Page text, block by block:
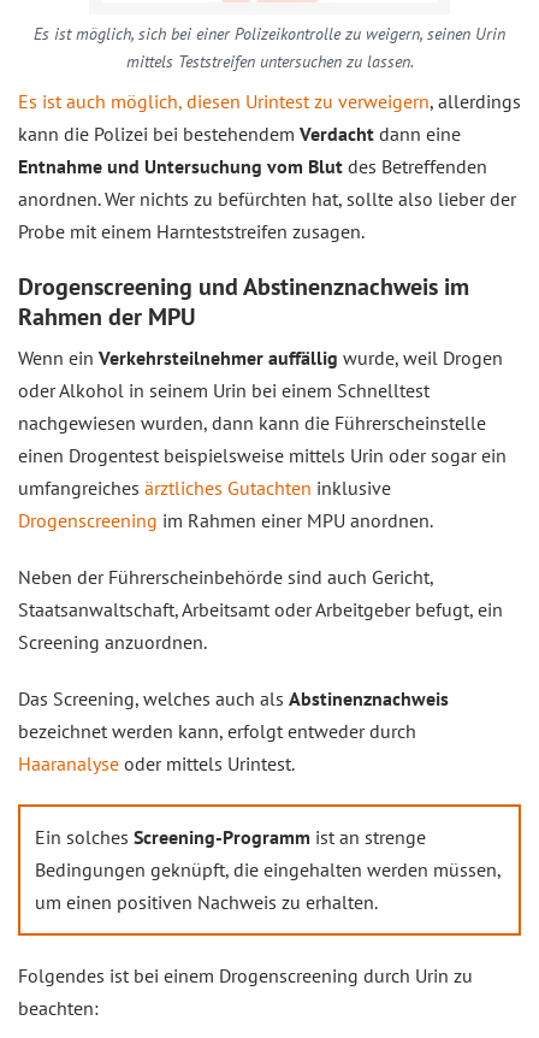
Es ist möglich, sich bei einer Polizeikontrolle zu weigern, seinen Urin
mittels Teststreifen untersuchen zu lassen.
Es ist auch möglich, diesen Urintest zu verweigern, allerdings
kann die Polizei bei bestehendem Verdacht dann eine
Entnahme und Untersuchung vom Blut des Betreffenden
anordnen. Wer nichts zu befürchten hat, sollte also lieber der
Probe mit einem Harnteststreifen zusagen.
Drogenscreening und Abstinenznachweis im
Rahmen der MPU
Wenn ein Verkehrsteilnehmer auffällig wurde, weil Drogen
oder Alkohol in seinem Urin bei einem Schnelltest
nachgewiesen wurden, dann kann die Führerscheinstelle
einen Drogentest beispielsweise mittels Urin oder sogar ein
umfangreiches ärztliches Gutachten inklusive
Drogenscreening im Rahmen einer MPU anordnen.
Neben der Führerscheinbehörde sind auch Gericht,
Staatsanwaltschaft, Arbeitsamt oder Arbeitgeber befugt, ein
Screening anzuordnen.
Das Screening, welches auch als Abstinenznachweis
bezeichnet werden kann, erfolgt entweder durch
Haaranalyse oder mittels Urintest.
Ein solches Screening-Programm ist an strenge
Bedingungen geknüpft, die eingehalten werden müssen,
um einen positiven Nachweis zu erhalten.
Folgendes ist bei einem Drogenscreening durch Urin zu
beachten: